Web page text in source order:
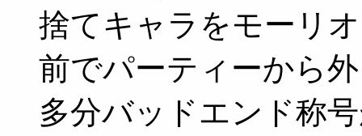
捨てキャラをモーリ
前でパーティーから
多分バッドエンド称